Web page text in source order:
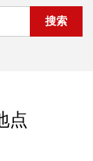
点